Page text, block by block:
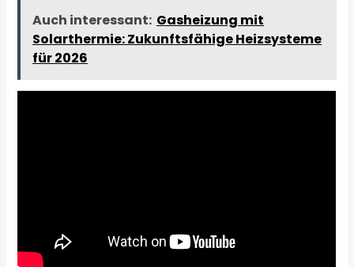
Auch interessant: Gasheizung mit
Solarthermie: Zukunftsfähige Heizsysteme
für 2026